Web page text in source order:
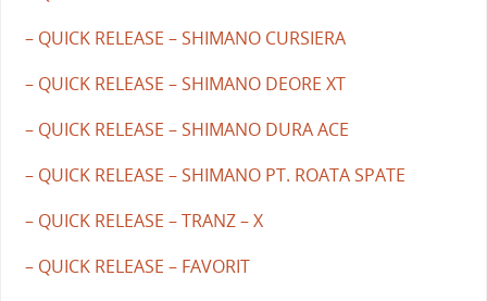
– QUICK RELEASE – SHIMANO CURSIERA
– QUICK RELEASE – SHIMANO DEORE XT
– QUICK RELEASE – SHIMANO DURA ACE
– QUICK RELEASE – SHIMANO PT. ROATA SPATE
– QUICK RELEASE – TRANZ – X
– QUICK RELEASE – FAVORIT